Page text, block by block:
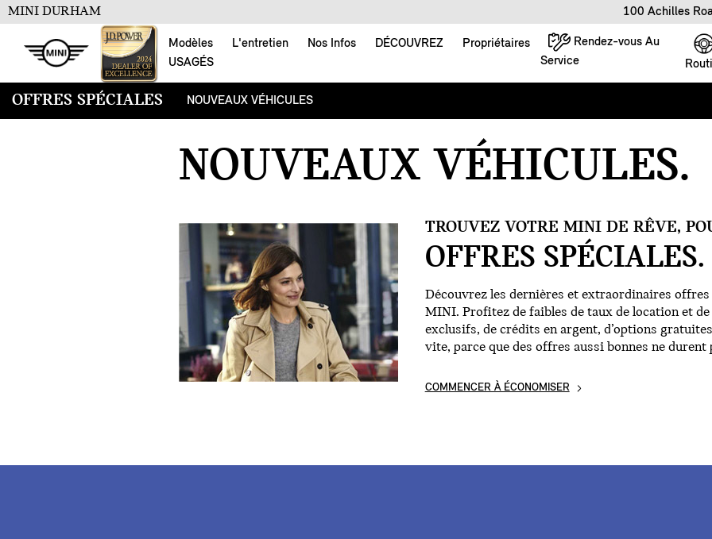
MINI DURHAM 100 Achilles
Modèles L'entretien Nos Infos DÉCOUVREZ
Propriétaires
USAGÉS
Rendez-vous Au
Service
OFFRES SPÉCIALES NOUVEAUX VÉHICULES
NOUVEAUX VÉHICULES.
TROUVEZ VOTRE MINI DE RÊVE,
OFFRES SPÉCIALES.
Découvrez les dernières et extraordinaires offres
MINI. Profitez de faibles de taux de location et
exclusifs, de crédits en argent, d’options
vite, parce que des offres aussi bonnes ne durent
COMMENCER À ÉCONOMISER